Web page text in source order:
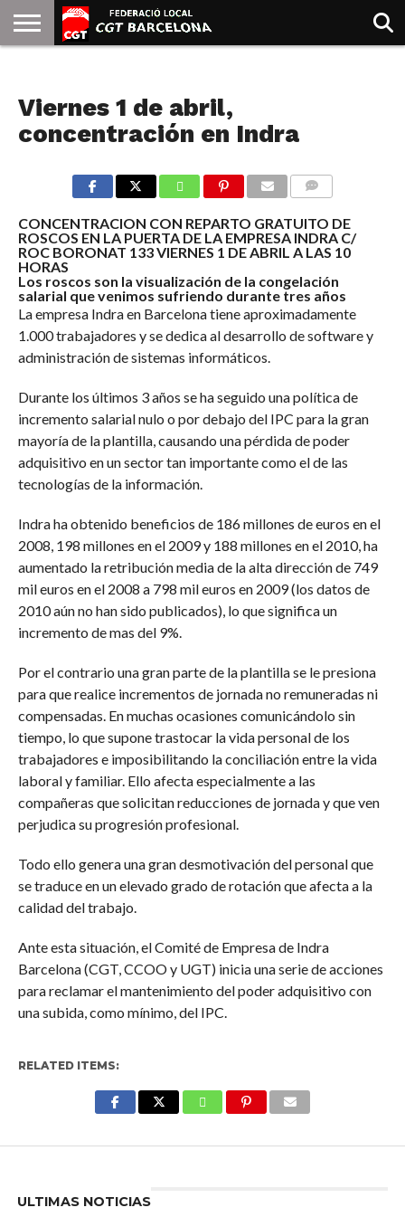
GOLDMAN
Viernes 1 de abril,
concentración en Indra
CONCENTRACION CON REPARTO GRATUITO DE
ROSCOS EN LA PUERTA DE LA EMPRESA INDRA C/
ROC BORONAT 133 VIERNES 1 DE ABRIL A LAS 10
HORAS
Los roscos son la visualización de la congelación
salarial que venimos sufriendo durante tres años
La empresa Indra en Barcelona tiene aproximadamente
1.000 trabajadores y se dedica al desarrollo de software y
administración de sistemas informáticos.
Durante los últimos 3 años se ha seguido una política de
incremento salarial nulo o por debajo del IPC para la gran
mayoría de la plantilla, causando una pérdida de poder
adquisitivo en un sector tan importante como el de las
tecnologías de la información.
Indra ha obtenido beneficios de 186 millones de euros en el
2008, 198 millones en el 2009 y 188 millones en el 2010, ha
aumentado la retribución media de la alta dirección de 749
mil euros en el 2008 a 798 mil euros en 2009 (los datos de
2010 aún no han sido publicados), lo que significa un
incremento de mas del 9%.
Por el contrario una gran parte de la plantilla se le presiona
para que realice incrementos de jornada no remuneradas ni
compensadas. En muchas ocasiones comunicándolo sin
tiempo, lo que supone trastocar la vida personal de los
trabajadores e imposibilitando la conciliación entre la vida
laboral y familiar. Ello afecta especialmente a las
compañeras que solicitan reducciones de jornada y que ven
perjudica su progresión profesional.
Todo ello genera una gran desmotivación del personal que
se traduce en un elevado grado de rotación que afecta a la
calidad del trabajo.
Ante esta situación, el Comité de Empresa de Indra
Barcelona (CGT, CCOO y UGT) inicia una serie de acciones
para reclamar el mantenimiento del poder adquisitivo con
una subida, como mínimo, del IPC.
RELATED ITEMS:
ULTIMAS NOTICIAS